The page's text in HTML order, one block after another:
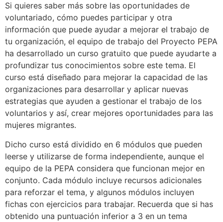
Si quieres saber más sobre las oportunidades de
voluntariado, cómo puedes participar y otra
información que puede ayudar a mejorar el trabajo de
tu organización, el equipo de trabajo del Proyecto PEPA
ha desarrollado un curso gratuito que puede ayudarte a
profundizar tus conocimientos sobre este tema. El
curso está diseñado para mejorar la capacidad de las
organizaciones para desarrollar y aplicar nuevas
estrategias que ayuden a gestionar el trabajo de los
voluntarios y así, crear mejores oportunidades para las
mujeres migrantes.
Dicho curso está dividido en 6 módulos que pueden
leerse y utilizarse de forma independiente, aunque el
equipo de la PEPA considera que funcionan mejor en
conjunto. Cada módulo incluye recursos adicionales
para reforzar el tema, y algunos módulos incluyen
fichas con ejercicios para trabajar. Recuerda que si has
obtenido una puntuación inferior a 3 en un tema